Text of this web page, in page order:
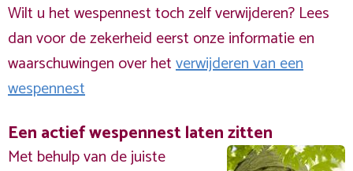
Wilt u het wespennest toch zelf verwijderen? Lees
dan voor de zekerheid eerst onze informatie en
waarschuwingen over hetverwijderen van een
wespennest
Een actief wespennest laten zitten
Met behulp van de juiste